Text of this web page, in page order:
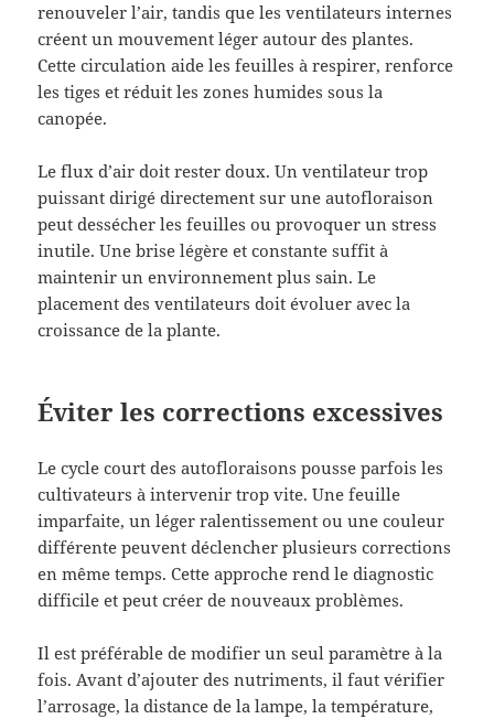
renouveler l’air, tandis que les ventilateurs internes
créent un mouvement léger autour des plantes.
Cette circulation aide les feuilles à respirer, renforce
les tiges et réduit les zones humides sous la
canopée.
Le flux d’air doit rester doux. Un ventilateur trop
puissant dirigé directement sur une autofloraison
peut dessécher les feuilles ou provoquer un stress
inutile. Une brise légère et constante suffit à
maintenir un environnement plus sain. Le
placement des ventilateurs doit évoluer avec la
croissance de la plante.
Éviter les corrections excessives
Le cycle court des autofloraisons pousse parfois les
cultivateurs à intervenir trop vite. Une feuille
imparfaite, un léger ralentissement ou une couleur
différente peuvent déclencher plusieurs corrections
en même temps. Cette approche rend le diagnostic
difficile et peut créer de nouveaux problèmes.
Il est préférable de modifier un seul paramètre à la
fois. Avant d’ajouter des nutriments, il faut vérifier
l’arrosage, la distance de la lampe, la température,